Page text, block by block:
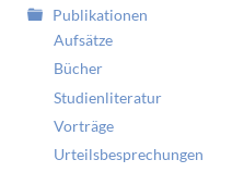
Publikationen
Aufsätze
Bücher
Studienliteratur
Vorträge
Urteilsbesprechungen